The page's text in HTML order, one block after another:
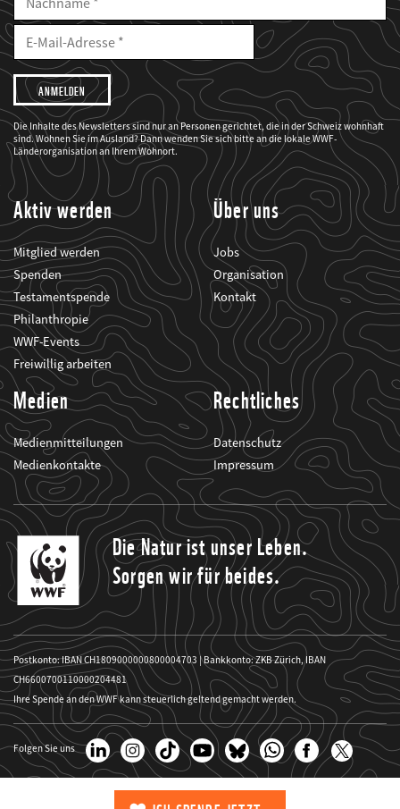
Nachname
E-
Mailadresse
E-
Adresse
Ich
möchte,
dass
der
WWF
mich
über
seine
Projekte
informiert.
Die Inhalte des Newsletters sind nur an Personen gerichtet, die in der Schweiz wohnhaft
sind. Wohnen Sie im Ausland? Dann wenden Sie sich bitte an die lokale WWF-
Länderorganisation an Ihrem Wohnort.
Aktiv werden
Mitglied werden
Spenden
Testamentspende
Philanthropie
WWF-Events
Freiwillig arbeiten
Über uns
Jobs
Organisation
Kontakt
Medien
Medienmitteilungen
Medienkontakte
Rechtliches
Datenschutz
Impressum
Die Natur ist unser Leben.
Sorgen wir für beides.
Postkonto: IBAN CH1809000000800004703 | Bankkonto: ZKB Zürich, IBAN
CH6600700110000204481
Ihre Spende an den WWF kann steuerlich geltend gemacht werden.
Folgen Sie uns